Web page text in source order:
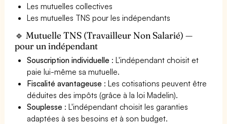
Les mutuelles collectives
Les mutuelles TNS pour les indépendants
🔹 Mutuelle TNS (Travailleur Non Salarié) —
pour un indépendant
Souscription individuelle : L'indépendant choisit et
paie lui-même sa mutuelle.
Fiscalité avantageuse : Les cotisations peuvent être
déduites des impôts (grâce à la loi Madelin).
Souplesse : L'indépendant choisit les garanties
adaptées à ses besoins et à son budget.